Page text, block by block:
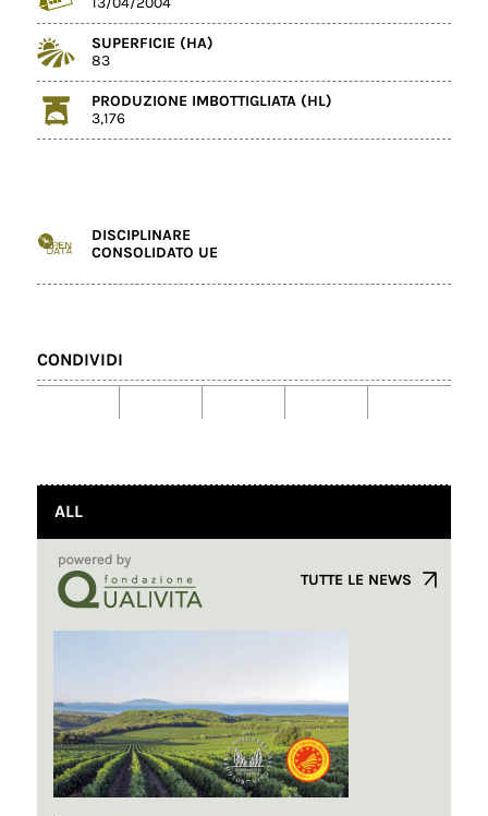
SUPERFICIE (HA)
83
PRODUZIONE IMBOTTIGLIATA (HL)
3,176
DISCIPLINARE
CONSOLIDATO UE
CONDIVIDI
ALL
TUTTE LE NEWS